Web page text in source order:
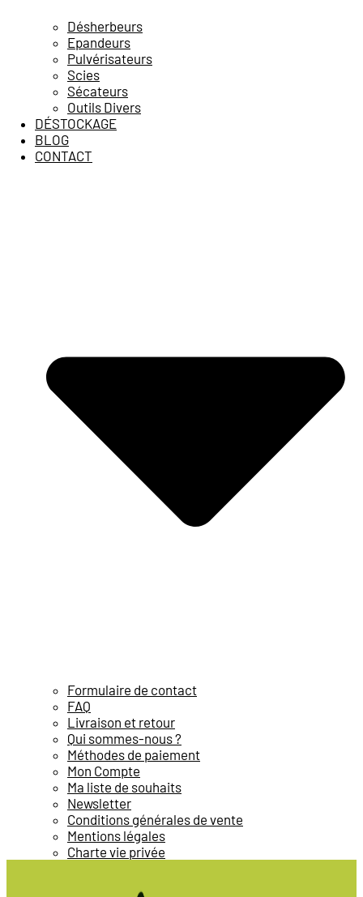
Désherbeurs
Epandeurs
Pulvérisateurs
Scies
Sécateurs
Outils Divers
DÉSTOCKAGE
BLOG
CONTACT
Formulaire de contact
FAQ
Livraison et retour
Qui sommes-nous ?
Méthodes de paiement
Mon Compte
Ma liste de souhaits
Newsletter
Conditions générales de vente
Mentions légales
Charte vie privée